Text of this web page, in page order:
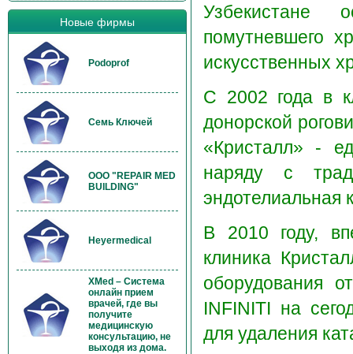
Новые фирмы
Podoprof
Семь Ключей
OOO "REPAIR MED
BUILDING"
Heyermedical
XMed – Система
онлайн прием
врачей, где вы
получите
медицинскую
консультацию, не
выходя из дома.
Узбекистане
помутневшего
искусственных
С 2002 года в
донорской
«Кристалл» -
наряду с
эндотелиальная
В 2010 году,
клиника
оборудования
INFINITI на
для удаления